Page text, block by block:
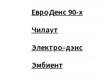
ЕвроДенс 90-х
Чилаут
Электро-дэнс
Эмбиент